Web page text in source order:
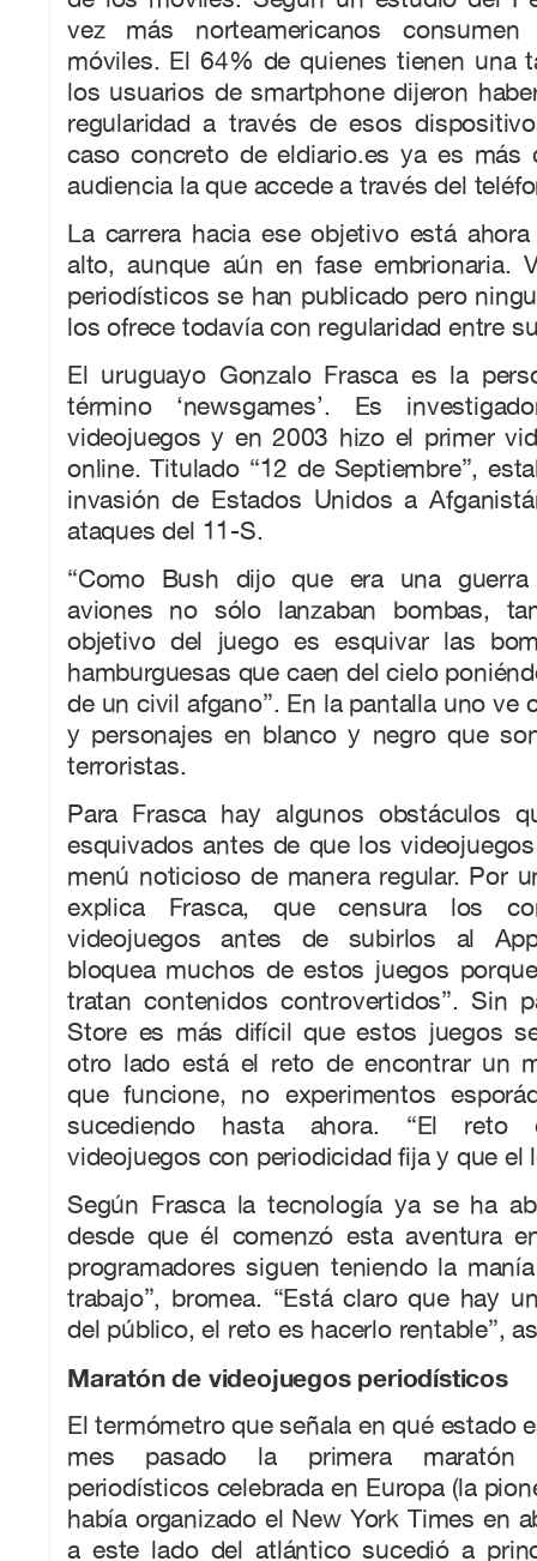
vez más norteamericanos
móviles. El 64% de quienes tienen una
los usuarios de smartphone dijeron
regularidad a través de esos
caso concreto de eldiario.es ya es
audiencia la que accede a través del
La carrera hacia ese objetivo está
alto, aunque aún en fase embrionaria.
periodísticos se han publicado pero
los ofrece todavía con regularidad entre
El uruguayo Gonzalo Frasca es la
término ‘newsgames’. Es
videojuegos y en 2003 hizo el primer
online. Titulado “12 de Septiembre”,
invasión de Estados Unidos a
ataques del 11-S.
“Como Bush dijo que era una guerra
aviones no sólo lanzaban bombas,
objetivo del juego es esquivar las
hamburguesas que caen del cielo
de un civil afgano”. En la pantalla uno ve
y personajes en blanco y negro que
terroristas.
Para Frasca hay algunos obstáculos
esquivados antes de que los
menú noticioso de manera regular. Por
explica Frasca, que censura los
videojuegos antes de subirlos al
bloquea muchos de estos juegos
tratan contenidos controvertidos”. Sin
Store es más difícil que estos juegos
otro lado está el reto de encontrar un
que funcione, no experimentos
sucediendo hasta ahora. “El reto
videojuegos con periodicidad fija y que el
Según Frasca la tecnología ya se ha
desde que él comenzó esta aventura
programadores siguen teniendo la
trabajo”, bromea. “Está claro que hay
del público, el reto es hacerlo rentable”,
Maratón de videojuegos periodísticos
El termómetro que señala en qué estado
mes pasado la primera maratón
periodísticos celebrada en Europa (la
había organizado el New York Times en
a este lado del atlántico sucedió a